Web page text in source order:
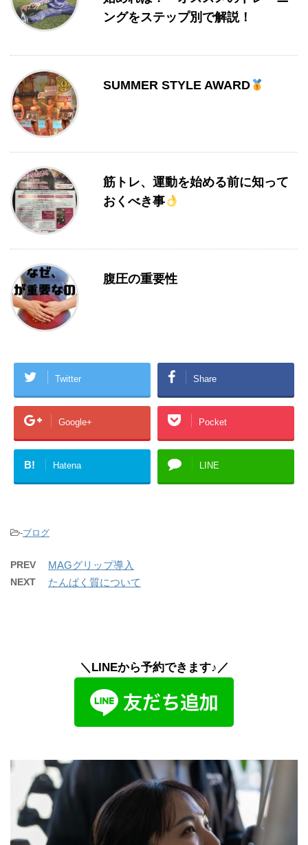
ングをステップ別で解説！
SUMMER STYLE AWARD
筋トレ、運動を始める前に知って
おくべき事
腹圧の重要性
Twitter Share
Google+ Pocket
B! Hatena LINE
-ブログ
PREV MAGグリップ導入
NEXT たんぱく質について
＼LINEから予約できます♪／